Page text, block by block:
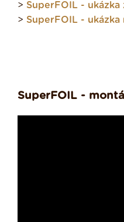
> SuperFOIL - ukázka
> SuperFOIL - ukázka
SuperFOIL -